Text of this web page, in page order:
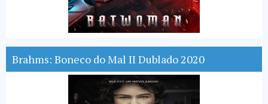
Brahms: Boneco do Mal II Dublado 2020